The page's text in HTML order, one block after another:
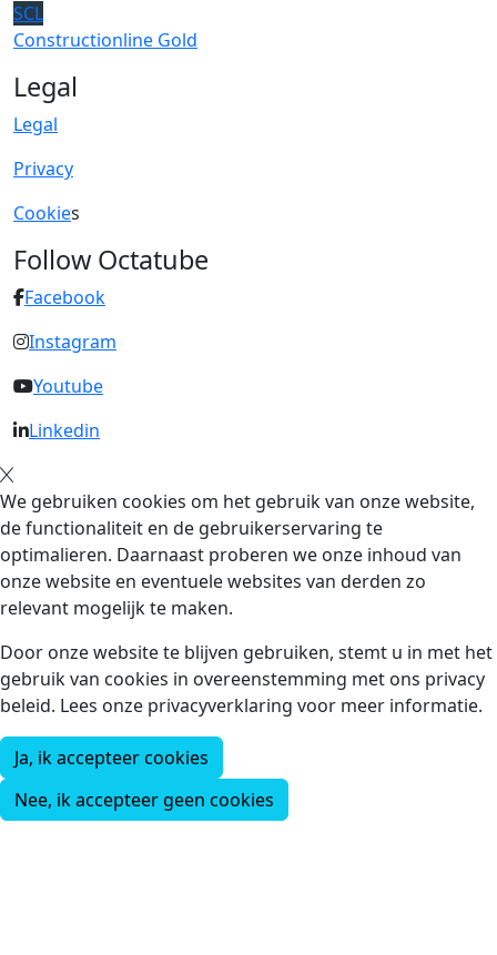
SCL
Constructionline Gold
Legal
Legal
Privacy
Cookies
Follow Octatube
Facebook
Instagram
Youtube
Linkedin
We gebruiken cookies om het gebruik van onze website,
de functionaliteit en de gebruikerservaring te
optimalieren. Daarnaast proberen we onze inhoud van
onze website en eventuele websites van derden zo
relevant mogelijk te maken.
Door onze website te blijven gebruiken, stemt u in met het
gebruik van cookies in overeenstemming met ons privacy
beleid. Lees onze privacyverklaring voor meer informatie.
Ja, ik accepteer cookies
Nee, ik accepteer geen cookies